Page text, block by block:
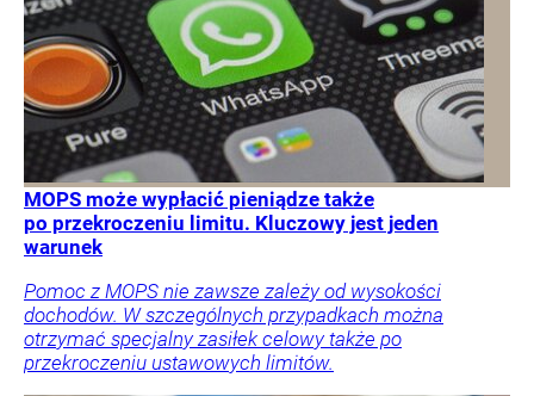
MOPS może wypłacić pieniądze także
po przekroczeniu limitu. Kluczowy jest jeden
warunek
Pomoc z MOPS nie zawsze zależy od wysokości
dochodów. W szczególnych przypadkach można
otrzymać specjalny zasiłek celowy także po
przekroczeniu ustawowych limitów.